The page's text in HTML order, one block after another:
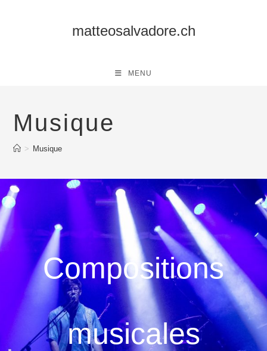
matteosalvadore.ch
MENU
Musique
> Musique
Compositions
musicales